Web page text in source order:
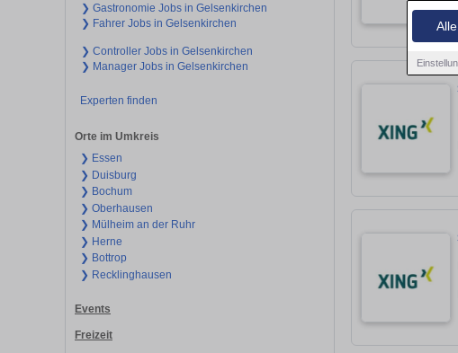
❯ Gastronomie Jobs in Gelsenkirchen
❯ Fahrer Jobs in Gelsenkirchen
❯ Controller Jobs in Gelsenkirchen
❯ Manager Jobs in Gelsenkirchen
Experten finden
Orte im Umkreis
❯ Essen
❯ Duisburg
❯ Bochum
❯ Oberhausen
❯ Mülheim an der Ruhr
❯ Herne
❯ Bottrop
❯ Recklinghausen
Events
Freizeit